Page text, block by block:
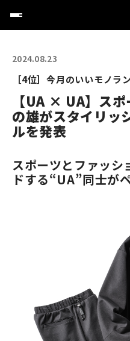
2024.08.23
［4位］今月のいいモノラ
【UA × UA】ス
の雄がスタイリッ
ルを発表
スポーツとファッシ
ドする“UA”同士が